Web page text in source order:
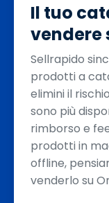
Il tuo
vendere
Sellrapido
prodotti a
elimini il
sono più
rimborso e
prodotti in
offline,
venderlo su